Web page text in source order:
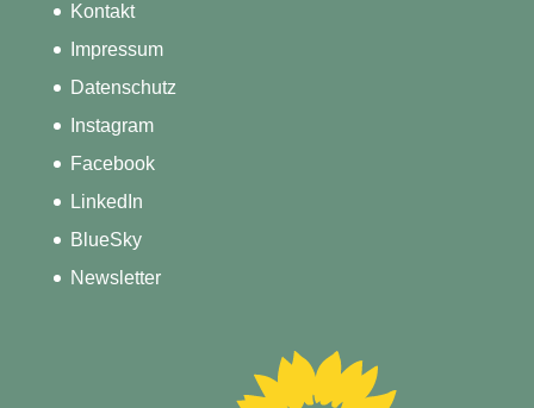
Kontakt
Impressum
Datenschutz
Instagram
Facebook
LinkedIn
BlueSky
Newsletter